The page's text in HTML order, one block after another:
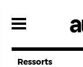
zum
Ressorts